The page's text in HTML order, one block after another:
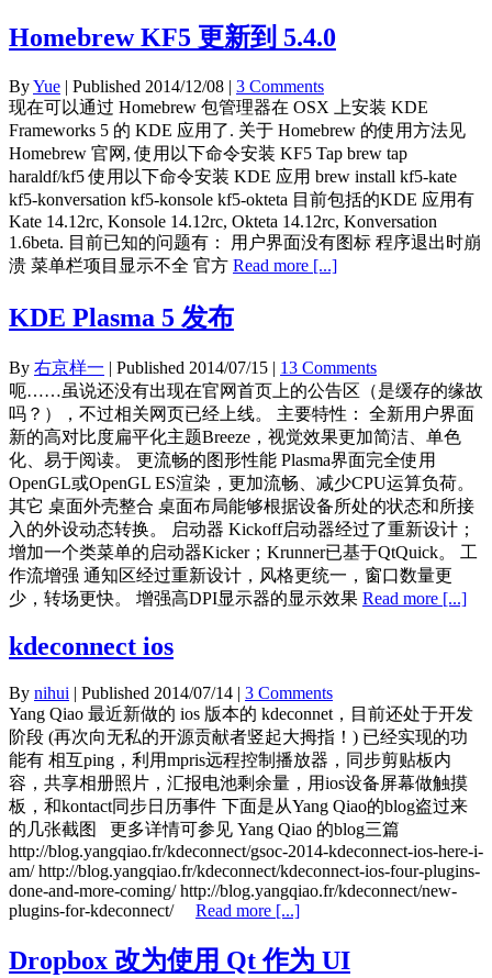
Homebrew KF5 更新到 5.4.0
ByYue | Published 2014/12/08 | 3 Comments
现在可以通过 Homebrew 包管理器在 OSX 上安装 KDE
Frameworks 5 的 KDE 应用了. 关于 Homebrew 的使用方法见
Homebrew 官网, 使用以下命令安装 KF5 Tap brew tap
haraldf/kf5 使用以下命令安装 KDE 应用 brew install kf5-kate
kf5-konversation kf5-konsole kf5-okteta 目前包括的KDE 应用有
Kate 14.12rc, Konsole 14.12rc, Okteta 14.12rc, Konversation
1.6beta. 目前已知的问题有： 用户界面没有图标 程序退出时崩
溃 菜单栏项目显示不全 官方 Read more [...]
KDE Plasma 5 发布
By 右京样一 | Published 2014/07/15 | 13 Comments
呃……虽说还没有出现在官网首页上的公告区（是缓存的缘故
吗？），不过相关网页已经上线。 主要特性： 全新用户界面
新的高对比度扁平化主题Breeze，视觉效果更加简洁、单色
化、易于阅读。 更流畅的图形性能 Plasma界面完全使用
OpenGL或OpenGL ES渲染，更加流畅、减少CPU运算负荷。
其它 桌面外壳整合 桌面布局能够根据设备所处的状态和所接
入的外设动态转换。 启动器 Kickoff启动器经过了重新设计；
增加一个类菜单的启动器Kicker；Krunner已基于QtQuick。 工
作流增强 通知区经过重新设计，风格更统一，窗口数量更
少，转场更快。 增强高DPI显示器的显示效果 Read more [...]
kdeconnect ios
By nihui | Published 2014/07/14 | 3 Comments
Yang Qiao 最近新做的 ios 版本的 kdeconnet，目前还处于开发
阶段 (再次向无私的开源贡献者竖起大拇指！) 已经实现的功
能有 相互ping，利用mpris远程控制播放器，同步剪贴板内
容，共享相册照片，汇报电池剩余量，用ios设备屏幕做触摸
板，和kontact同步日历事件 下面是从Yang Qiao的blog盗过来
的几张截图 更多详情可参见 Yang Qiao 的blog三篇
http://blog.yangqiao.fr/kdeconnect/gsoc-2014-kdeconnect-ios-here-i-
am/ http://blog.yangqiao.fr/kdeconnect/kdeconnect-ios-four-plugins-
done-and-more-coming/ http://blog.yangqiao.fr/kdeconnect/new-
plugins-for-kdeconnect/ Read more [...]
Dropbox 改为使用 Qt 作为 UI